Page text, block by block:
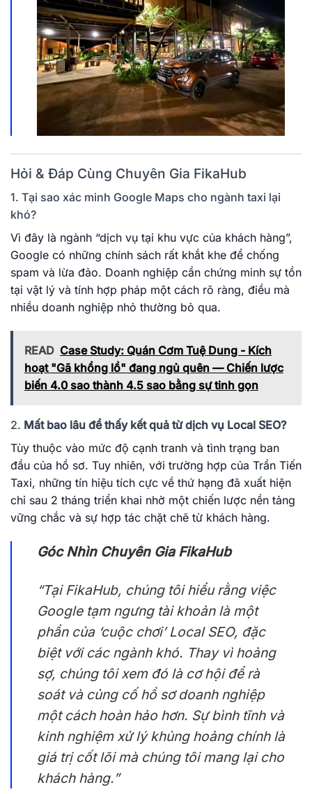
Hỏi & Đáp Cùng Chuyên Gia FikaHub
1. Tại sao xác minh Google Maps cho ngành taxi lại
khó?
Vì đây là ngành “dịch vụ tại khu vực của khách hàng”,
Google có những chính sách rất khắt khe để chống
spam và lừa đảo. Doanh nghiệp cần chứng minh sự tồn
tại vật lý và tính hợp pháp một cách rõ ràng, điều mà
nhiều doanh nghiệp nhỏ thường bỏ qua.
READ Case Study: Quán Cơm Tuệ Dung - Kích
hoạt "Gã khổng lồ" đang ngủ quên — Chiến lược
biến 4.0 sao thành 4.5 sao bằng sự tinh gọn
2. Mất bao lâu để thấy kết quả từ dịch vụ Local SEO?
Tùy thuộc vào mức độ cạnh tranh và tình trạng ban
đầu của hồ sơ. Tuy nhiên, với trường hợp của Trần Tiến
Taxi, những tín hiệu tích cực về thứ hạng đã xuất hiện
chỉ sau 2 tháng triển khai nhờ một chiến lược nền tảng
vững chắc và sự hợp tác chặt chẽ từ khách hàng.
Góc Nhìn Chuyên Gia FikaHub
“Tại FikaHub, chúng tôi hiểu rằng việc
Google tạm ngưng tài khoản là một
phần của ‘cuộc chơi’ Local SEO, đặc
biệt với các ngành khó. Thay vì hoảng
sợ, chúng tôi xem đó là cơ hội để rà
soát và củng cố hồ sơ doanh nghiệp
một cách hoàn hảo hơn. Sự bình tĩnh và
kinh nghiệm xử lý khủng hoảng chính là
giá trị cốt lõi mà chúng tôi mang lại cho
khách hàng.”